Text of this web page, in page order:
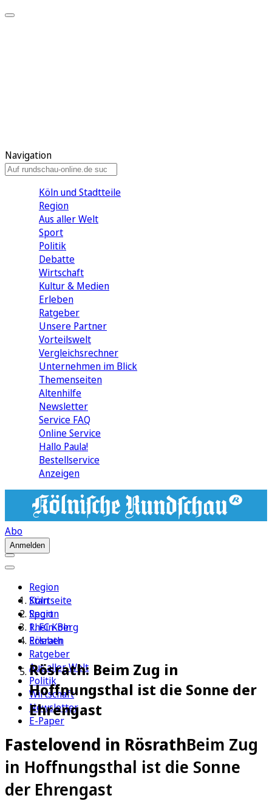
Navigation
Köln und Stadtteile
Region
Aus aller Welt
Sport
Politik
Debatte
Wirtschaft
Kultur & Medien
Erleben
Ratgeber
Unsere Partner
Vorteilswelt
Vergleichsrechner
Unternehmen im Blick
Themenseiten
Altenhilfe
Newsletter
Service FAQ
Online Service
Hallo Paula!
Bestellservice
Anzeigen
Abo
Anmelden
Region
Köln
Sport
1. FC Köln
Erleben
Ratgeber
Aus aller Welt
Politik
Wirtschaft
Newsletter
E-Paper
Startseite
Region
Rhein-Berg
Rösrath
Rösrath: Beim Zug in
Hoffnungsthal ist die Sonne der
Ehrengast
Fastelovend in RösrathBeim Zug
in Hoffnungsthal ist die Sonne
der Ehrengast